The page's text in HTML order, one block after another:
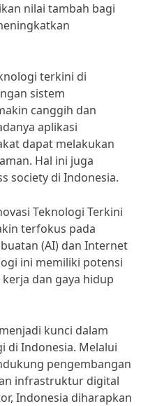
nilai tambah bagi
terkini di
sistem
canggih dan
aplikasi
dapat melakukan
Hal ini juga
society di Indonesia.
Teknologi Terkini
terfokus pada
(AI) dan Internet
ini memiliki potensi
dan gaya hidup
kunci dalam
di Indonesia. Melalui
pengembangan
infrastruktur digital
Indonesia diharapkan